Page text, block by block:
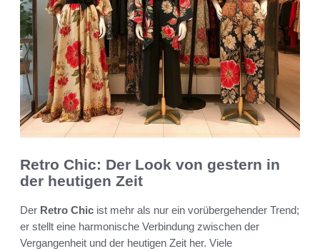
Retro Chic: Der Look von gestern in
der heutigen Zeit
Der Retro Chic ist mehr als nur ein vorübergehender Trend;
er stellt eine harmonische Verbindung zwischen der
Vergangenheit und der heutigen Zeit her. Viele